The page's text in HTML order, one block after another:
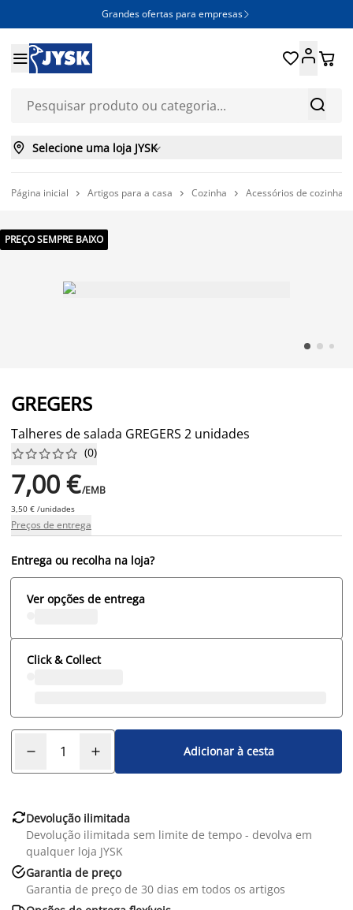
Grandes ofertas para empresas 


 
 Selecione uma loja JYSK
Página inicial  Artigos para a casa  Cozinha  Acessórios de cozinha
PREÇO SEMPRE BAIXO
GREGERS
Talheres de salada GREGERS 2 unidades





 (0)
7,00 €/EMB
3,50 € /unidades
Preços de entrega
Entrega ou recolha na loja?
Ver opções de entrega
Click & Collect
Adicionar à cesta
Devolução ilimitada
Devolução ilimitada sem limite de tempo - devolva em
qualquer loja JYSK
Garantia de preço
Garantia de preço de 30 dias em todos os artigos